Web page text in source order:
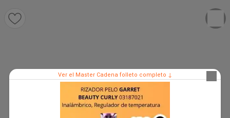
Ver el Master Cadena folleto completo ↓